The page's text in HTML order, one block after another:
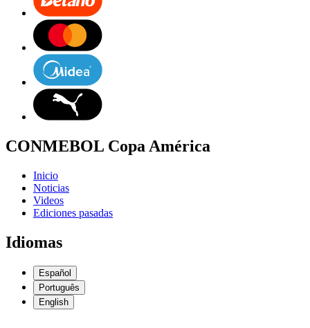
CONMEBOL Copa América
Inicio
Noticias
Videos
Ediciones pasadas
Idiomas
Español
Português
English